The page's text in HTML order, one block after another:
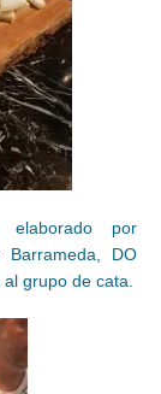
por
DO
grupo de cata.